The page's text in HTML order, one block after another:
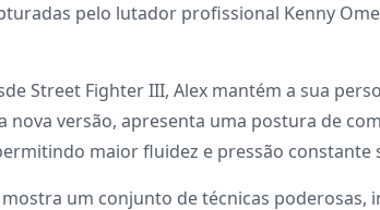
pelo lutador profissional Kenny
Street Fighter III, Alex mantém a sua
nova versão, apresenta uma postura de
maior fluidez e pressão constante
um conjunto de técnicas poderosas,